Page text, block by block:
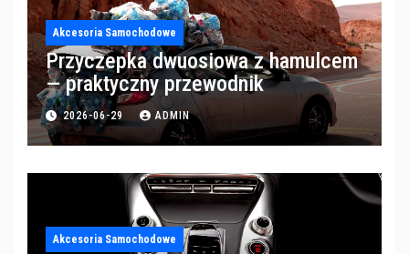
Akcesoria Samochodowe
Przyczepka dwuosiowa z hamulcem
— praktyczny przewodnik
2026-06-29 ADMIN
Akcesoria Samochodowe